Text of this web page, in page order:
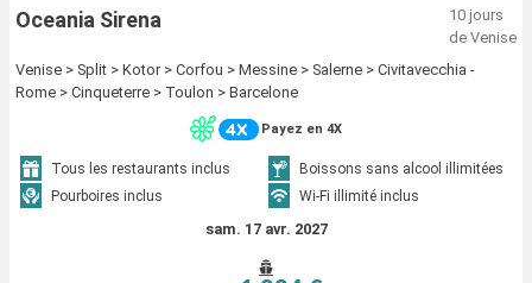
Oceania Sirena
10 jours
de Venise
Venise > Split > Kotor > Corfou > Messine > Salerne > Civitavecchia -
Rome > Cinqueterre > Toulon > Barcelone
Payez en 4X
Tous les restaurants inclus
Boissons sans alcool illimitées
Pourboires inclus
Wi-Fi illimité inclus
sam. 17 avr. 2027